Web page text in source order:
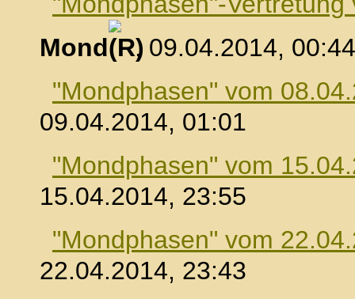
Mond
, 09.04.2014, 00:44
"Mondphasen" vom
09.04.2014, 01:01
"Mondphasen" vom
15.04.2014, 23:55
"Mondphasen" vom
22.04.2014, 23:43